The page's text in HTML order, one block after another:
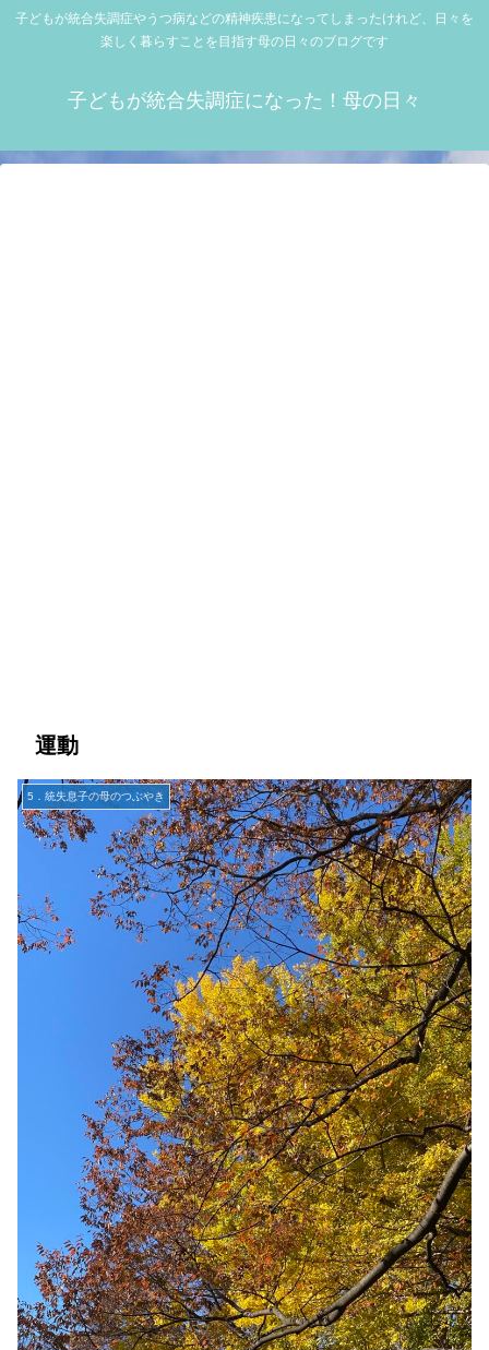
子どもが統合失調症やうつ病などの精神疾患になってしまったけれど、日々を
楽しく暮らすことを目指す母の日々のブログです
子どもが統合失調症になった！母の日々
運動
5．統失息子の母のつぶやき